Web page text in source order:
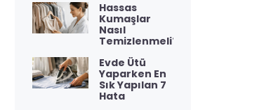
Hassas
Kumaşlar
Nasıl
Temizlenmeli?
Evde Ütü
Yaparken En
Sık Yapılan 7
Hata